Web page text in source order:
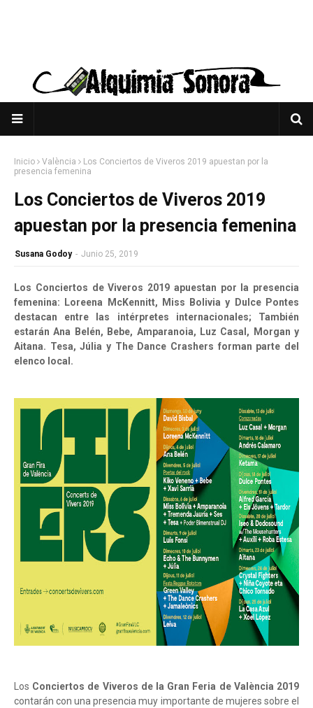
Inicio València
Los Conciertos de Viveros 2019 apuestan por la
presencia femenina
Los Conciertos de Viveros 2019
apuestan por la presencia femenina
Susana Godoy - Junio 25, 2019
Los Conciertos de Viveros 2019 apuestan por la presencia
femenina: Loreena McKennitt, Miss Bolivia y Dulce Pontes
destacan entre las intérpretes internacionales; También
estarán Ana Belén, Bebe, Amparanoia, Luz Casal, Morgan y
Aitana. Tesa, Júlia y The Dance Crashers forman parte del
elenco local.
Los Conciertos de Viveros de la Gran Feria de València 2019
contarán con una presencia muy importante de mujeres sobre el